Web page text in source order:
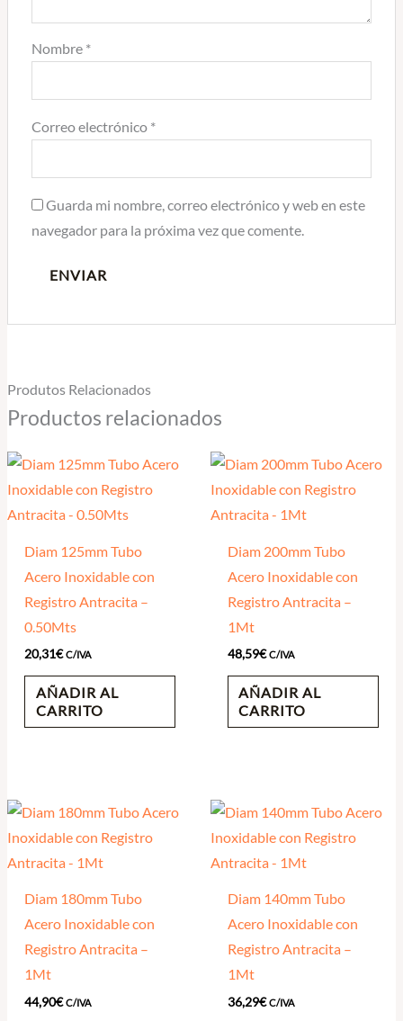
Nombre *
Correo electrónico *
Guarda mi nombre, correo electrónico y web en este
navegador para la próxima vez que comente.
Produtos Relacionados
Productos relacionados
Diam 125mm Tubo
Acero Inoxidable con
Registro Antracita –
0.50Mts
20,31€ C/IVA
AÑADIR AL
CARRITO
Diam 200mm Tubo
Acero Inoxidable con
Registro Antracita –
1Mt
48,59€ C/IVA
AÑADIR AL
CARRITO
Diam 180mm Tubo
Acero Inoxidable con
Registro Antracita –
1Mt
44,90€ C/IVA
Diam 140mm Tubo
Acero Inoxidable con
Registro Antracita –
1Mt
36,29€ C/IVA